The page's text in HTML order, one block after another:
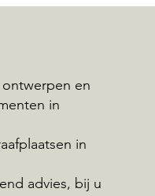
en
in
in
advies, bij u